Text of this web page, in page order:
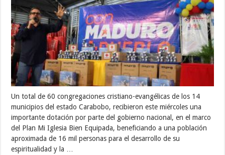
Un total de 60 congregaciones cristiano-evangélicas de los 14
municipios del estado Carabobo, recibieron este miércoles una
importante dotación por parte del gobierno nacional, en el marco
del Plan Mi Iglesia Bien Equipada, beneficiando a una población
aproximada de 16 mil personas para el desarrollo de su
espiritualidad y la …